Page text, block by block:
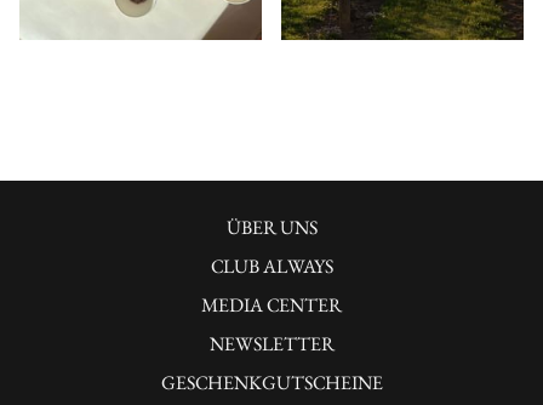
ÜBER UNSÖFFNET
SICH
IM
FENSTER
CLUB ALWAYS
MEDIA CENTERÖFFNET
IM
NEWSLETTERÖFFNET
SICH
GESCHENKGUTSCHEINE